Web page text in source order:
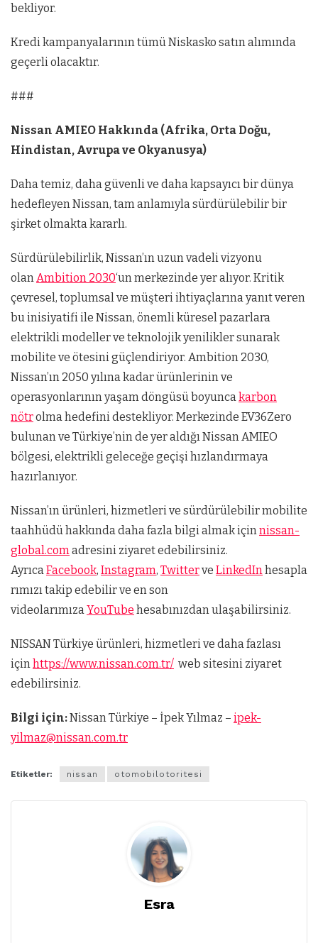
bekliyor.
Kredi kampanyalarının tümü Niskasko satın alımında
geçerli olacaktır.
###
Nissan AMIEO Hakkında (Afrika, Orta Doğu,
Hindistan, Avrupa ve Okyanusya)
Daha temiz, daha güvenli ve daha kapsayıcı bir dünya
hedefleyen Nissan, tam anlamıyla sürdürülebilir bir
şirket olmakta kararlı.
Sürdürülebilirlik, Nissan’ın uzun vadeli vizyonu
olanAmbition 2030‘un merkezinde yer alıyor. Kritik
çevresel, toplumsal ve müşteri ihtiyaçlarına yanıt veren
bu inisiyatifi ile Nissan, önemli küresel pazarlara
elektrikli modeller ve teknolojik yenilikler sunarak
mobilite ve ötesini güçlendiriyor. Ambition 2030,
Nissan’ın 2050 yılına kadar ürünlerinin ve
operasyonlarının yaşam döngüsü boyuncakarbon
nötrolma hedefini destekliyor. Merkezinde EV36Zero
bulunan ve Türkiye’nin de yer aldığı Nissan AMIEO
bölgesi, elektrikli geleceğe geçişi hızlandırmaya
hazırlanıyor.
Nissan’ın ürünleri, hizmetleri ve sürdürülebilir mobilite
taahhüdü hakkında daha fazla bilgi almak içinnissan-
global.comadresini ziyaret edebilirsiniz.
AyrıcaFacebook, Instagram, Twitterve LinkedInhesapla
rımızı takip edebilir ve en son
videolarımızaYouTube hesabınızdan ulaşabilirsiniz.
NISSAN Türkiye ürünleri, hizmetleri ve daha fazlası
içinhttps://www.nissan.com.tr/ web sitesini ziyaret
edebilirsiniz.
Bilgi için:Nissan Türkiye – İpek Yılmaz – ipek-
yilmaz@nissan.com.tr
Etiketler: nissan otomobilotoritesi
Esra